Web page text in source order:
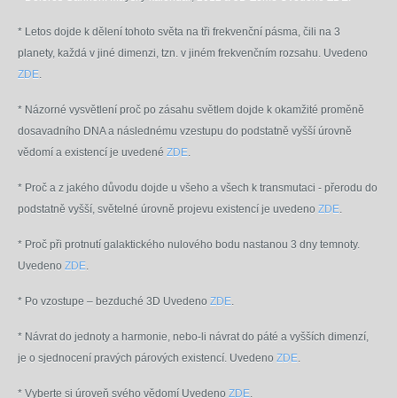
* Letos dojde k dělení tohoto světa na tři frekvenční pásma, čili na 3
planety, každá v jiné dimenzi, tzn. v jiném frekvenčním rozsahu. Uvedeno
ZDE.
* Názorné vysvětlení proč po zásahu světlem dojde k okamžité proměně
dosavadního DNA a následnému vzestupu do podstatně vyšší úrovně
vědomí a existencí je uvedené ZDE.
* Proč a z jakého důvodu dojde u všeho a všech k transmutaci - přerodu do
podstatně vyšší, světelné úrovně projevu existencí je uvedeno ZDE.
* Proč při protnutí galaktického nulového bodu nastanou 3 dny temnoty.
Uvedeno ZDE.
* Po vzostupe – bezduché 3D Uvedeno ZDE.
* Návrat do jednoty a harmonie, nebo-li návrat do páté a vyšších dimenzí,
je o sjednocení pravých párových existencí. Uvedeno ZDE.
* Vyberte si úroveň svého vědomí Uvedeno ZDE.